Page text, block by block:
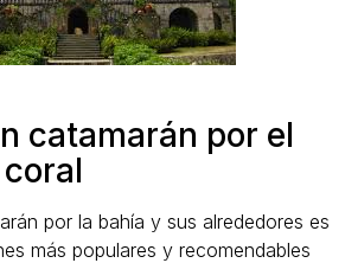
catamarán por el
por la bahía y sus alrededores es
más populares y recomendables